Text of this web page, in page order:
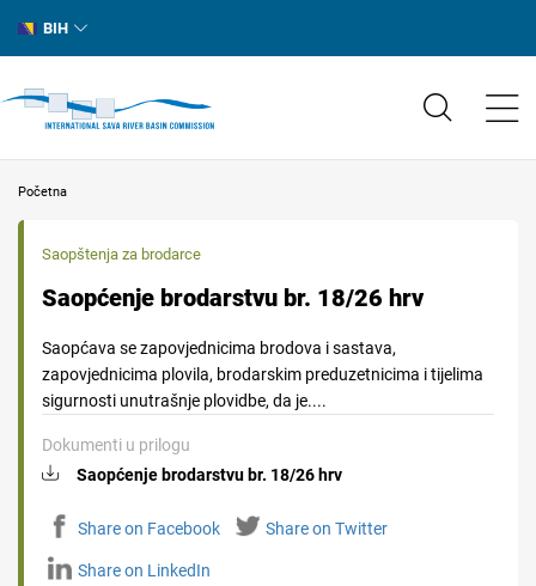
BIH
Početna
Saopštenja za brodarce
Saopćenje brodarstvu br. 18/26 hrv
Saopćava se zapovjednicima brodova i sastava,
zapovjednicima plovila, brodarskim preduzetnicima i tijelima
sigurnosti unutrašnje plovidbe, da je....
Dokumenti u prilogu
Saopćenje brodarstvu br. 18/26 hrv
Share on Facebook Share on Twitter
Share on LinkedIn